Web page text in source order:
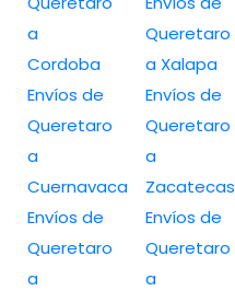
a
Cordoba
Envíos de
Queretaro
a
Cuernavaca
Envíos de
Queretaro
a
Queretaro
a Xalapa
Envíos de
Queretaro
a
Zacatecas
Envíos de
Queretaro
a